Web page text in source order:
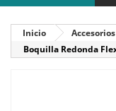
Inicio
Boquilla Redonda